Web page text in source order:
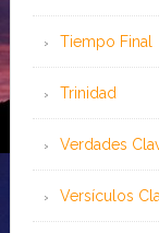
Tiempo Final
Trinidad
Verdades
Versículos